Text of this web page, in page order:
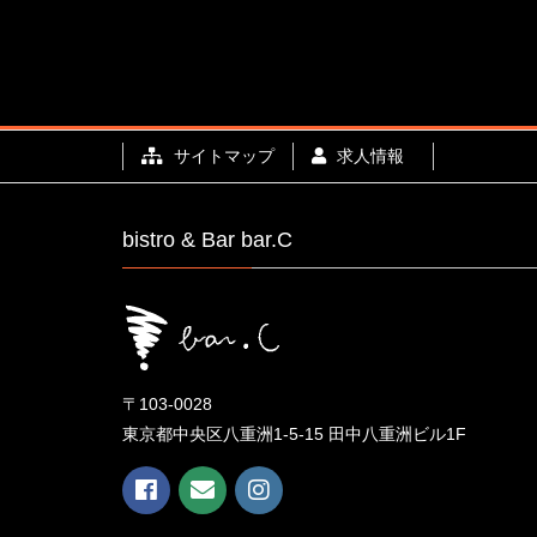
サイトマップ 求人情報
bistro & Bar bar.C
〒103-0028
東京都中央区八重洲1-5-15 田中八重洲ビル1F